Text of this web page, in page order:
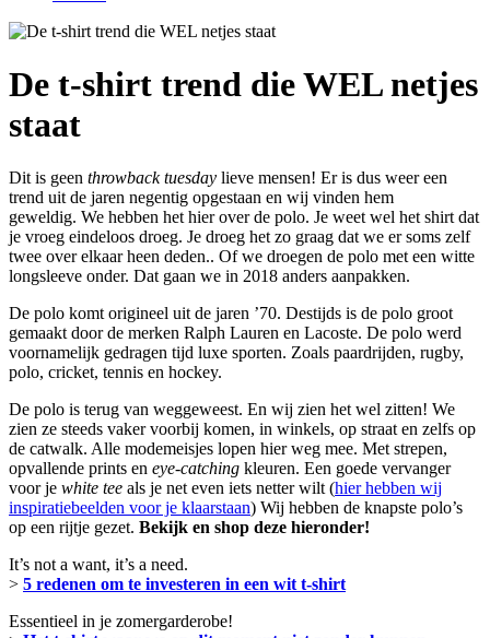
De t-shirt trend die WEL netjes
staat
Dit is geen throwback tuesday lieve mensen! Er is dus weer een
trend uit de jaren negentig opgestaan en wij vinden hem
geweldig. We hebben het hier over de polo. Je weet wel het shirt dat
je vroeg eindeloos droeg. Je droeg het zo graag dat we er soms zelf
twee over elkaar heen deden.. Of we droegen de polo met een witte
longsleeve onder. Dat gaan we in 2018 anders aanpakken.
De polo komt origineel uit de jaren ’70. Destijds is de polo groot
gemaakt door de merken Ralph Lauren en Lacoste. De polo werd
voornamelijk gedragen tijd luxe sporten. Zoals paardrijden, rugby,
polo, cricket, tennis en hockey.
De polo is terug van weggeweest. En wij zien het wel zitten! We
zien ze steeds vaker voorbij komen, in winkels, op straat en zelfs op
de catwalk. Alle modemeisjes lopen hier weg mee. Met strepen,
opvallende prints en eye-catching kleuren. Een goede vervanger
voor je white tee als je net even iets netter wilt (hier hebben wij
inspiratiebeelden voor je klaarstaan) Wij hebben de knapste polo’s
op een rijtje gezet. Bekijk en shop deze hieronder!
It’s not a want, it’s a need.
> 5 redenen om te investeren in een wit t-shirt
Essentieel in je zomergarderobe!